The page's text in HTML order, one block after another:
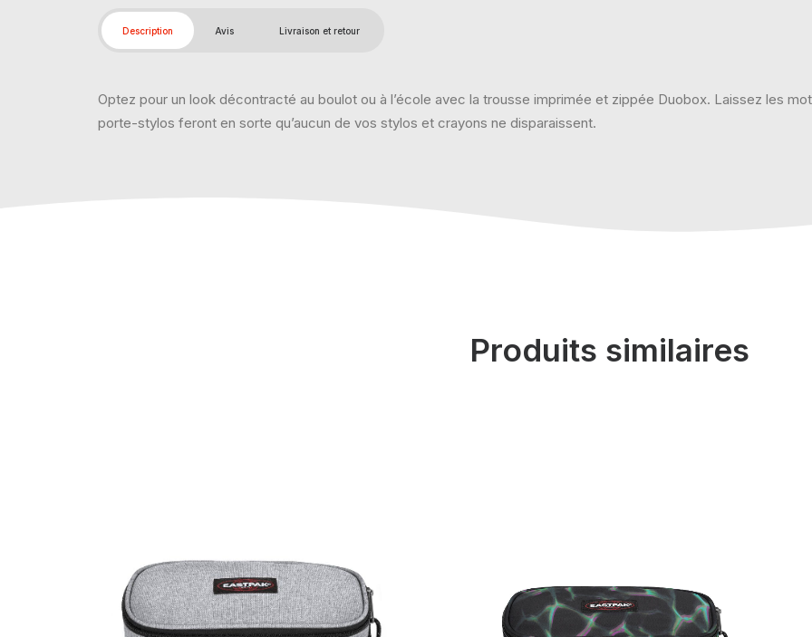
Description Avis Livraison et retour
Optez pour un look décontracté au boulot ou à l’école avec la trousse imprimée et zippée Duobox. Laissez les
porte-stylos feront en sorte qu’aucun de vos stylos et crayons ne disparaissent.
Produits similaires